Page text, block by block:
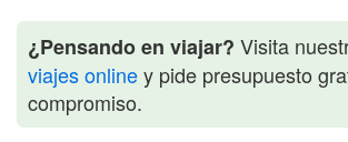
¿Pensando en viajar? Visita
viajes onliney pide presupuesto
compromiso.